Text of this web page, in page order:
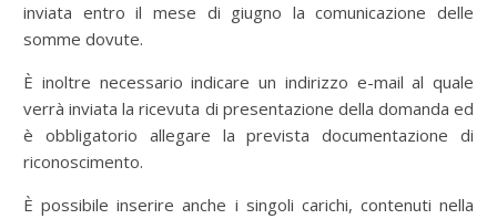
inviata entro il mese di giugno la comunicazione delle
somme dovute.
È inoltre necessario indicare un indirizzo e-mail al quale
verrà inviata la ricevuta di presentazione della domanda ed
è obbligatorio allegare la prevista documentazione di
riconoscimento.
È possibile inserire anche i singoli carichi, contenuti nella